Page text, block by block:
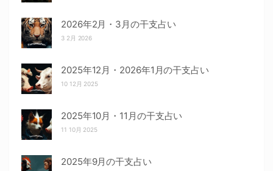
2026年2月・3月の干支占い
3 2月 2026
2025年12月・2026年1月の干支占い
10 12月 2025
2025年10月・11月の干支占い
11 10月 2025
2025年9月の干支占い